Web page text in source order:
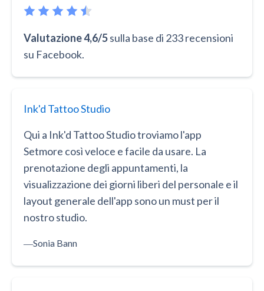
Valutazione 4,6/5sulla base di 233 recensioni
su Facebook.
Ink'd Tattoo Studio
Qui a Ink'd Tattoo Studio troviamo l'app
Setmore così veloce e facile da usare. La
prenotazione degli appuntamenti, la
visualizzazione dei giorni liberi del personale e il
layout generale dell'app sono un must per il
nostro studio.
―Sonia Bann